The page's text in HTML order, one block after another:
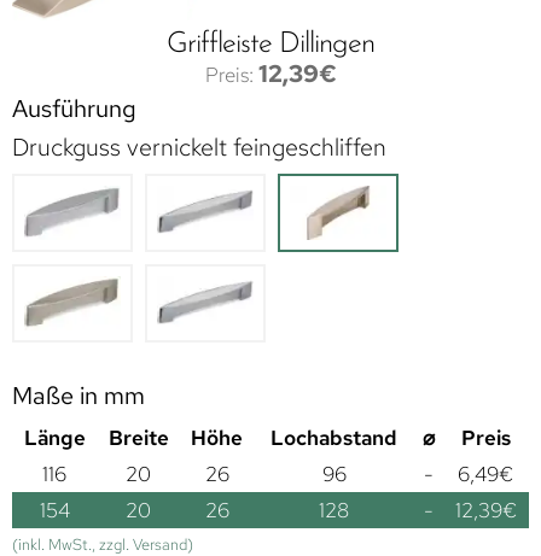
Griffleiste Dillingen
12,39€
Ausführung
Druckguss vernickelt feingeschliffen
Maße in mm
Länge Breite Höhe Lochabstand ⌀
Preis
116
20 26 96 - 6,49€
154
20 26 128 - 12,39€
(inkl. MwSt., zzgl. Versand)